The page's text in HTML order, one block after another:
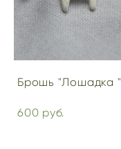
Брошь "Лошадка "
600 pуб.